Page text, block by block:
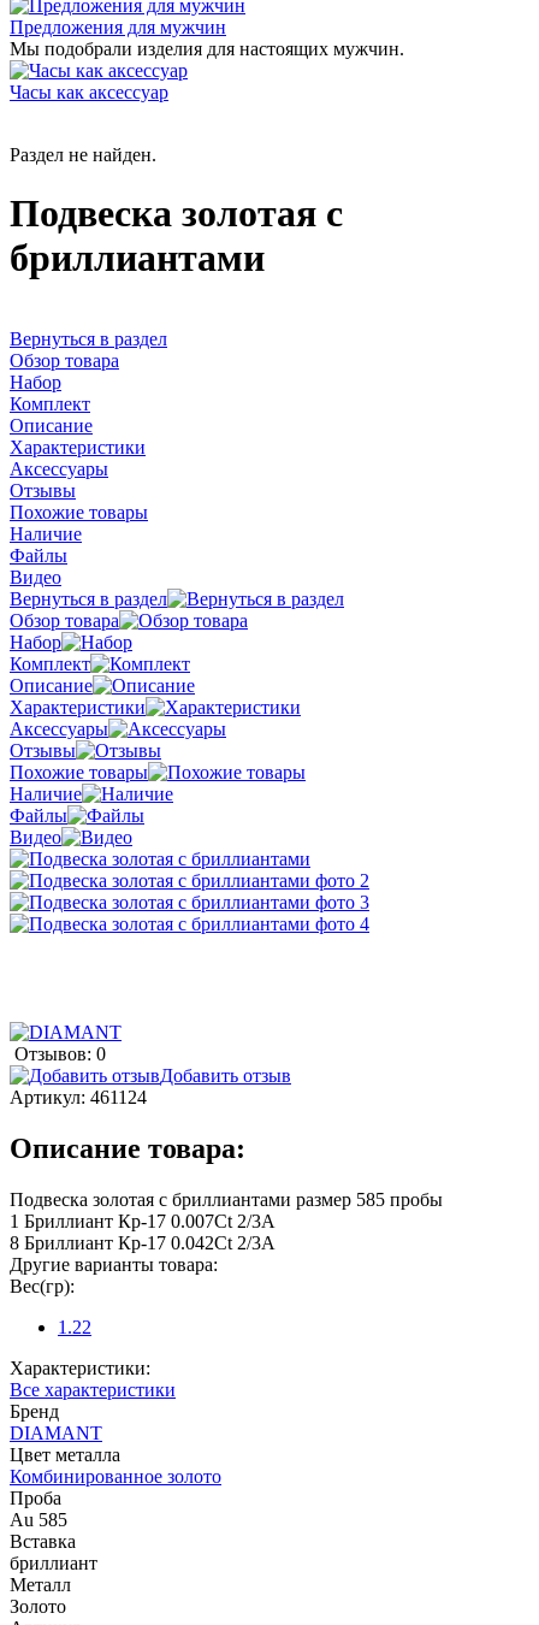
Предложения для мужчин
Мы подобрали изделия для настоящих мужчин.
Часы как аксессуар
Раздел не найден.
Подвеска золотая с
бриллиантами
Вернуться в раздел
Обзор товара
Набор
Комплект
Описание
Характеристики
Аксессуары
Отзывы
Похожие товары
Наличие
Файлы
Видео
Вернуться в раздел
Обзор товара
Набор
Комплект
Описание
Характеристики
Аксессуары
Отзывы
Похожие товары
Наличие
Файлы
Видео
Отзывов: 0
Добавить отзыв
Артикул: 461124
Описание товара:
Подвеска золотая с бриллиантами размер 585 пробы
1 Бриллиант Кр-17 0.007Ct 2/3А
8 Бриллиант Кр-17 0.042Ct 2/3А
Другие варианты товара:
Вес(гр):
1.22
Характеристики:
Все характеристики
Бренд
DIAMANT
Цвет металла
Комбинированное золото
Проба
Au 585
Вставка
бриллиант
Металл
Золото